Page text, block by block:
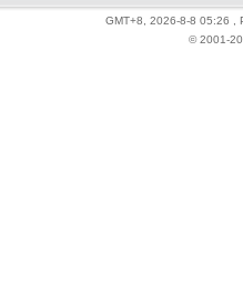
GMT+8, 2026-8-8 05:26
© 2001-